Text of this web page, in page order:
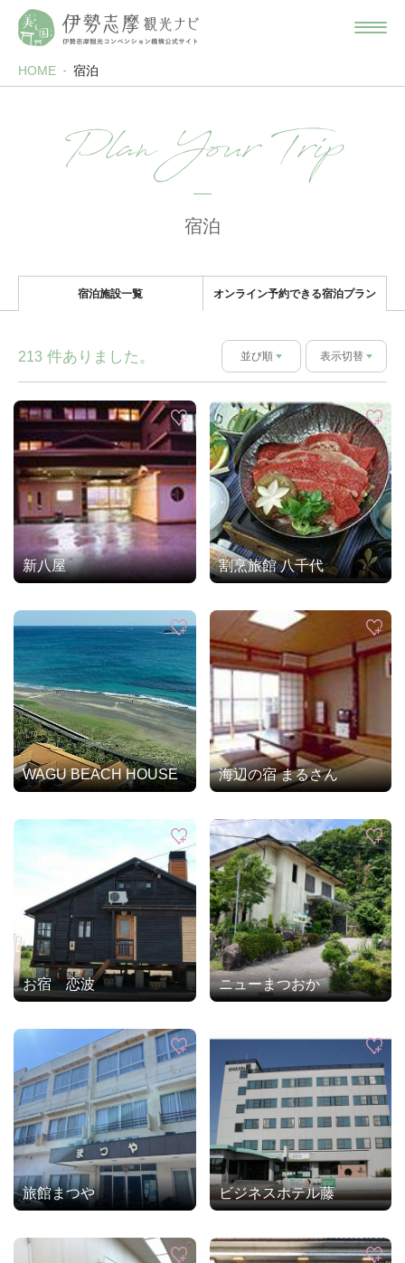
HOME 宿泊
Plan Your Trip
宿泊
宿泊施設一覧 オンライン予約できる宿泊プラン
213 件ありました。 並び順 表示切替
新八屋 割烹旅館 八千代
WAGU BEACH HOUSE 海辺の宿 まるさん
お宿 恋波 ニューまつおか
旅館まつや ビジネスホテル藤